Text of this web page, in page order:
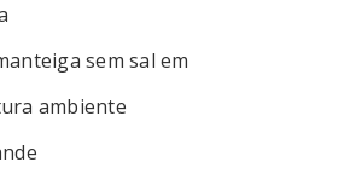
sem sal em
ambiente